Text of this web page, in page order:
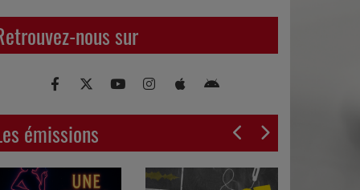
nous sur
émissions